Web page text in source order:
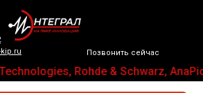
Позвонить сейчас
Rohde & Schwarz,